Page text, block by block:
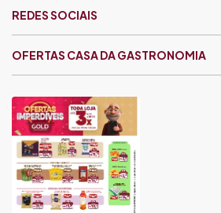
OFERTAS CASA DA GASTRONOMIA
REDES SOCIAIS